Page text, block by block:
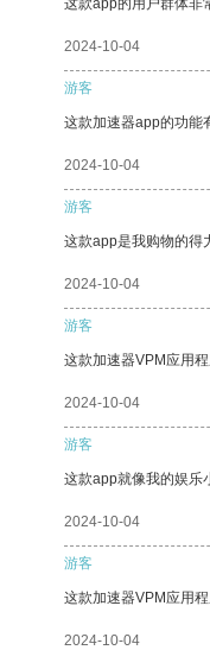
这款app的用户群体非
2024-10-04
游客
这款加速器app的功能
2024-10-04
游客
这款app是我购物的得
2024-10-04
游客
这款加速器VPM应用
2024-10-04
游客
这款app就像我的娱乐
2024-10-04
游客
这款加速器VPM应用
2024-10-04